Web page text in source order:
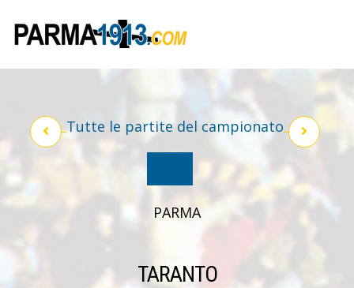
Tutte le partite del campionato
PARMA
TARANTO